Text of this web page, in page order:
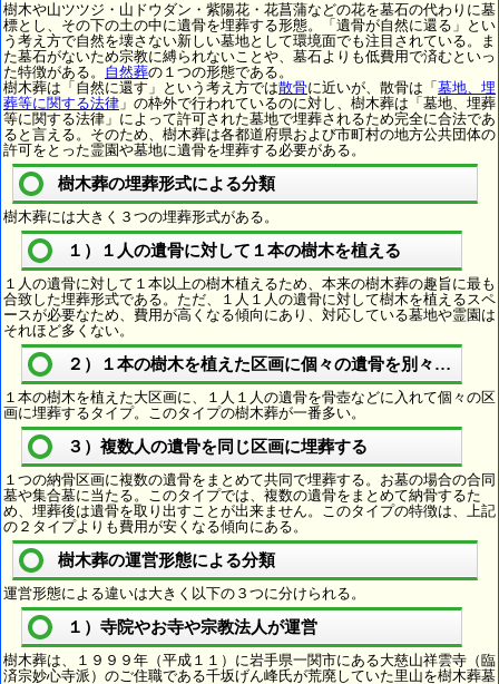
樹木や山ツツジ・山ドウダン・紫陽花・花菖蒲などの花を墓石の代わりに墓
標とし、その下の土の中に遺骨を埋葬する形態。「遺骨が自然に還る」とい
う考え方で自然を壊さない新しい墓地として環境面でも注目されている。ま
た墓石がないため宗教に縛られないことや、墓石よりも低費用で済むといっ
た特徴がある。 自然葬の１つの形態である。
樹木葬は「自然に還す」という考え方では散骨に近いが、散骨は「 墓地、埋
葬等に関する法律 」の枠外で行われているのに対し、樹木葬は「墓地、埋葬
等に関する法律」によって許可された墓地で埋葬されるため完全に合法であ
ると言える。そのため、樹木葬は各都道府県および市町村の地方公共団体の
許可をとった霊園や墓地に遺骨を埋葬する必要がある。
樹木葬の埋葬形式による分類
樹木葬には大きく３つの埋葬形式がある。
１）１人の遺骨に対して１本の樹木を植える
１人の遺骨に対して１本以上の樹木植えるため、本来の樹木葬の趣旨に最も
合致した埋葬形式である。ただ、１人１人の遺骨に対して樹木を植えるスペ
ースが必要なため、費用が高くなる傾向にあり、対応している墓地や霊園は
それほど多くない。
２）１本の樹木を植えた区画に個々の遺骨を別々に埋葬
１本の樹木を植えた大区画に、１人１人の遺骨を骨壺などに入れて個々の区
画に埋葬するタイプ。このタイプの樹木葬が一番多い。
３）複数人の遺骨を同じ区画に埋葬する
１つの納骨区画に複数の遺骨をまとめて共同で埋葬する。お墓の場合の合同
墓や集合墓に当たる。このタイプでは、複数の遺骨をまとめて納骨するた
め、埋葬後は遺骨を取り出すことが出来ません。このタイプの特徴は、上記
の２タイプよりも費用が安くなる傾向にある。
樹木葬の運営形態による分類
運営形態による違いは大きく以下の３つに分けられる。
１）寺院やお寺や宗教法人が運営
樹木葬は、１９９９年（平成１１）に岩手県一関市にある大慈山祥雲寺（臨
済宗妙心寺派）のご住職である千坂げん峰氏が荒廃していた里山を樹木葬墓